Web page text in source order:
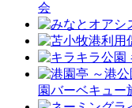
会
園バーベキュー